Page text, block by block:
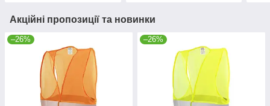
Акційні пропозиції та новинки
–26% –26%